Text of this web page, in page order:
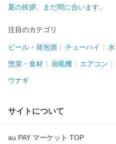
夏の挨拶、まだ間に合います。
注目のカテゴリ
ビール・発泡酒 チューハイ 水
惣菜・食材 扇風機 エアコン
ウナギ
サイトについて
au PAY マーケット TOP